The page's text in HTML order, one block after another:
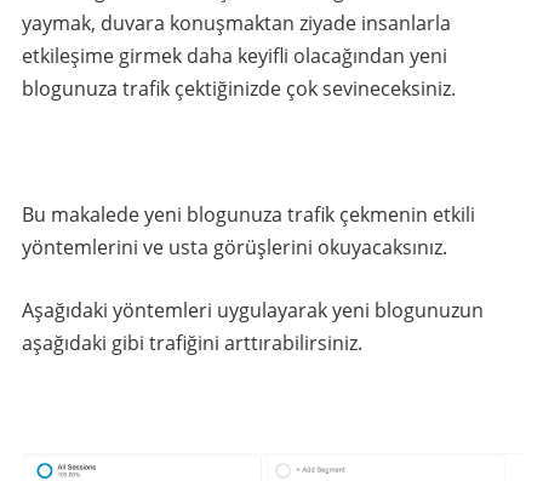
yaymak, duvara konuşmaktan ziyade insanlarla
etkileşime girmek daha keyifli olacağından yeni
blogunuza trafik çektiğinizde çok sevineceksiniz.
Bu makalede yeni blogunuza trafik çekmenin etkili
yöntemlerini ve usta görüşlerini okuyacaksınız.
Aşağıdaki yöntemleri uygulayarak yeni blogunuzun
aşağıdaki gibi trafiğini arttırabilirsiniz.